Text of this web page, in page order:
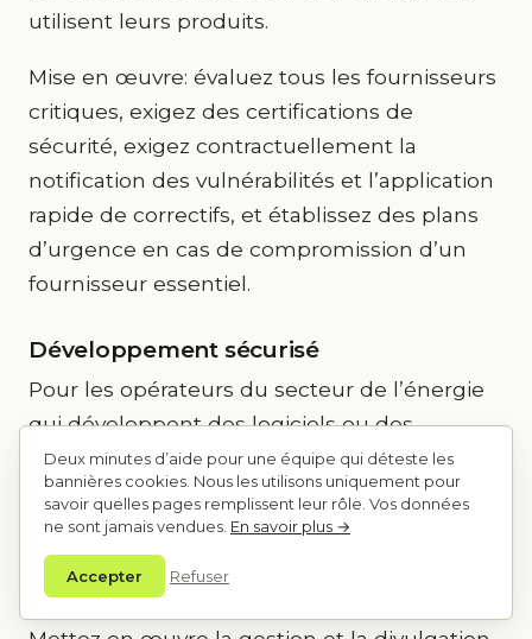
utilisent leurs produits.
Mise en œuvre: évaluez tous les fournisseurs
critiques, exigez des certifications de
sécurité, exigez contractuellement la
notification des vulnérabilités et l’application
rapide de correctifs, et établissez des plans
d’urgence en cas de compromission d’un
fournisseur essentiel.
Développement sécurisé
Pour les opérateurs du secteur de l’énergie
qui développent des logiciels ou des
microprogrammes personnalisés:
Exiger des pratiques de développement
code, tests).
Deux minutes d’aide pour une équipe qui déteste les
bannières cookies. Nous les utilisons uniquement pour
savoir quelles pages remplissent leur rôle. Vos données
ne sont jamais vendues. En savoir plus →
Accepter Refuser